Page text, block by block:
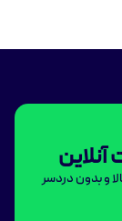
و بدون دردسر